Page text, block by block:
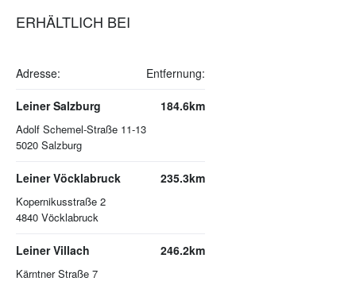
ERHÄLTLICH BEI
Adresse: Entfernung:
Leiner Salzburg
Adolf Schemel-Straße 11-13
5020 Salzburg
184.6km
Leiner Vöcklabruck
Kopernikusstraße 2
4840 Vöcklabruck
235.3km
Leiner Villach
Kärntner Straße 7
246.2km